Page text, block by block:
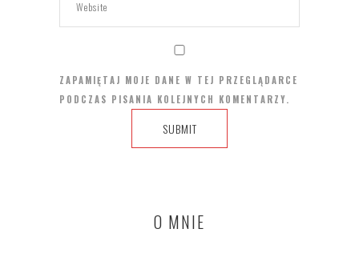
ZAPAMIĘTAJ MOJE DANE W TEJ PRZEGLĄDARCE
PODCZAS PISANIA KOLEJNYCH KOMENTARZY.
O MNIE